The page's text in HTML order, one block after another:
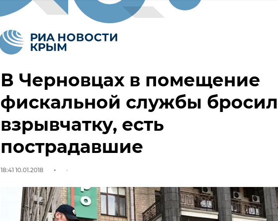
В Черновцах в помещение
фискальной службы
взрывчатку, есть
пострадавшие
18:41 10.01.2018